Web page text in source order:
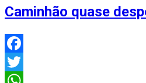
Caminhão quase
Facebook
Twitter